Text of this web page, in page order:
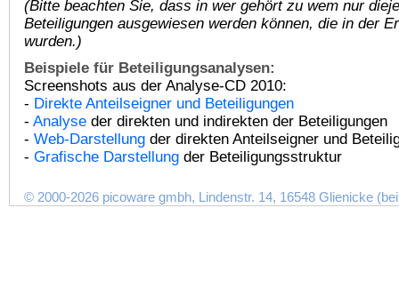
(Bitte beachten Sie, dass in wer gehört zu wem nur
Beteiligungen ausgewiesen werden können, die in der
wurden.)
Beispiele für Beteiligungsanalysen:
Screenshots aus der Analyse-CD 2010:
- Direkte Anteilseigner und Beteiligungen
- Analyse der direkten und indirekten der Beteiligungen
- Web-Darstellung der direkten Anteilseigner und
- Grafische Darstellung der Beteiligungsstruktur
© 2000-2026 picoware gmbh, Lindenstr. 14, 16548 Glienicke